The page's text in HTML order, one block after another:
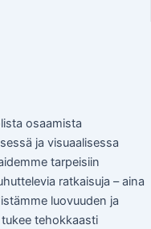
osaamista
ja visuaalisessa
tarpeisiin
ratkaisuja – aina
luovuuden ja
tehokkaasti